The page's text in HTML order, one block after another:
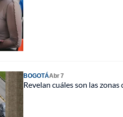
BOGOTÁAbr 7
Revelan cuáles son las